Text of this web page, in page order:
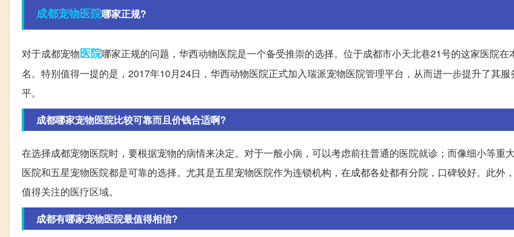
成都宠物医院哪家正规?
对于成都宠物医院哪家正规的问题，华西动物医院是一个备受推崇的选择。位于成都市小天北巷21号的这家医院在
名。特别值得一提的是，2017年10月24日，华西动物医院正式加入瑞派宠物医院管理平台，从而进一步提升了其服
平。
成都哪家宠物医院比较可靠而且价钱合适啊?
在选择成都宠物医院时，要根据宠物的病情来决定。对于一般小病，可以考虑前往普通的医院就诊；而像细小等重
医院和五星宠物医院都是可靠的选择。尤其是五星宠物医院作为连锁机构，在成都各处都有分院，口碑较好。此外
值得关注的医疗区域。
成都有哪家宠物医院最值得相信?